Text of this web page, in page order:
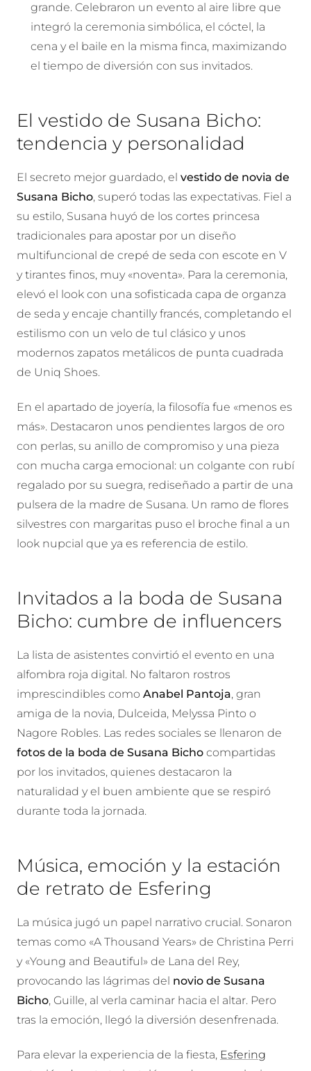
grande. Celebraron un evento al aire libre que
integró la ceremonia simbólica, el cóctel, la
cena y el baile en la misma finca, maximizando
el tiempo de diversión con sus invitados.
El vestido de Susana Bicho:
tendencia y personalidad
El secreto mejor guardado, el vestido de novia de
Susana Bicho, superó todas las expectativas. Fiel a
su estilo, Susana huyó de los cortes princesa
tradicionales para apostar por un diseño
multifuncional de crepé de seda con escote en V
y tirantes finos, muy «noventa». Para la ceremonia,
elevó el look con una sofisticada capa de organza
de seda y encaje chantilly francés, completando el
estilismo con un velo de tul clásico y unos
modernos zapatos metálicos de punta cuadrada
de Uniq Shoes.
En el apartado de joyería, la filosofía fue «menos es
más». Destacaron unos pendientes largos de oro
con perlas, su anillo de compromiso y una pieza
con mucha carga emocional: un colgante con rubí
regalado por su suegra, rediseñado a partir de una
pulsera de la madre de Susana. Un ramo de flores
silvestres con margaritas puso el broche final a un
look nupcial que ya es referencia de estilo.
Invitados a la boda de Susana
Bicho: cumbre de influencers
La lista de asistentes convirtió el evento en una
alfombra roja digital. No faltaron rostros
imprescindibles como Anabel Pantoja, gran
amiga de la novia, Dulceida, Melyssa Pinto o
Nagore Robles. Las redes sociales se llenaron de
fotos de la boda de Susana Bicho compartidas
por los invitados, quienes destacaron la
naturalidad y el buen ambiente que se respiró
durante toda la jornada.
Música, emoción y la estación
de retrato de Esfering
La música jugó un papel narrativo crucial. Sonaron
temas como «A Thousand Years» de Christina Perri
y «Young and Beautiful» de Lana del Rey,
provocando las lágrimas del novio de Susana
Bicho, Guille, al verla caminar hacia el altar. Pero
tras la emoción, llegó la diversión desenfrenada.
Para elevar la experiencia de la fiesta, Esfering